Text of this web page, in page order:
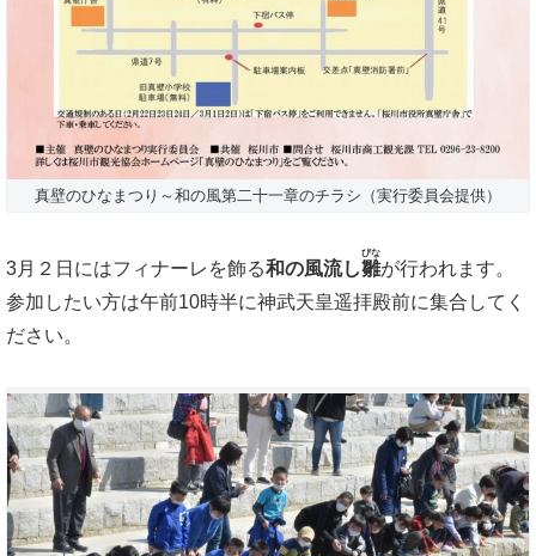
真壁のひなまつり～和の風第二十一章のチラシ（実行委員会提供）
3月２日にはフィナーレを飾る和の風流し雛
びな
が行われます。
参加したい方は午前10時半に神武天皇遥拝殿前に集合してく
ださい。